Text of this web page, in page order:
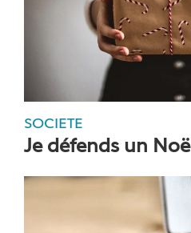
SOCIETE
Je défends un